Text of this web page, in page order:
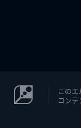
この
コン